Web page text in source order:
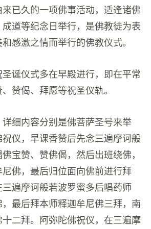
已久的一项佛事活动，适逢诸佛
道等纪念日举行，是佛教徒为表
感激之情而举行的佛教仪式。
诞仪式多在早殿进行，即在平常
赞偈、拜愿等祝圣仪轨。
细内容分别是佛菩萨圣号来举
仪，早课香赞后先念三遍摩诃般
宝赞、赞佛偈，然后出班绕佛，
佛，最后归位面向佛前进行拜
遍摩诃般若波罗蜜多后唱药师
最后拜本师释迦牟尼佛三拜，南
二拜。阿弥陀佛祝仪，在三遍摩